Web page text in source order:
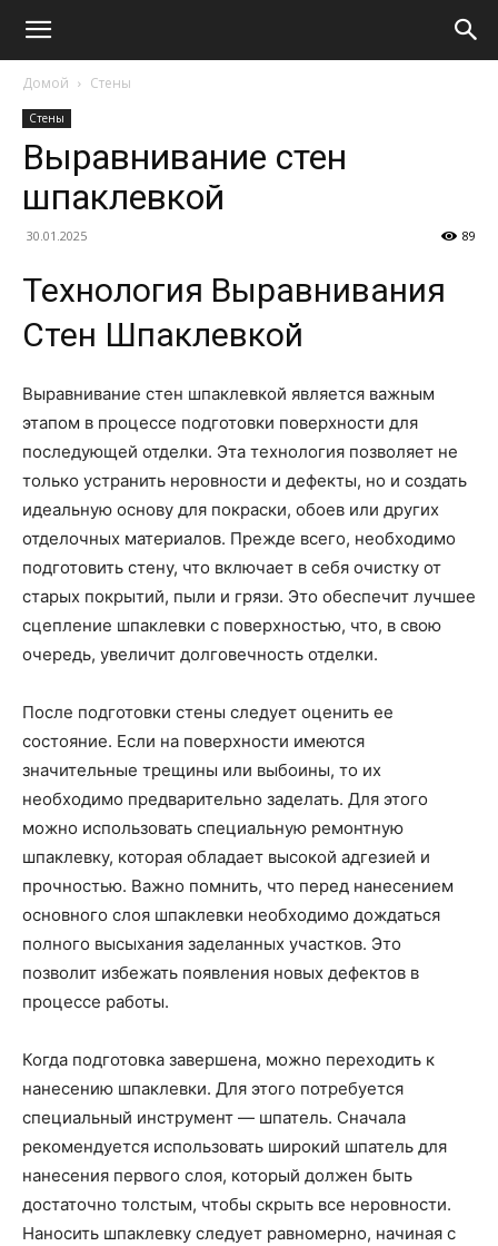
Домой Стены
Стены
Выравнивание стен
шпаклевкой
30.01.2025 89
Технология Выравнивания
Стен Шпаклевкой
Выравнивание стен шпаклевкой является важным
этапом в процессе подготовки поверхности для
последующей отделки. Эта технология позволяет не
только устранить неровности и дефекты, но и создать
идеальную основу для покраски, обоев или других
отделочных материалов. Прежде всего, необходимо
подготовить стену, что включает в себя очистку от
старых покрытий, пыли и грязи. Это обеспечит лучшее
сцепление шпаклевки с поверхностью, что, в свою
очередь, увеличит долговечность отделки.
После подготовки стены следует оценить ее
состояние. Если на поверхности имеются
значительные трещины или выбоины, то их
необходимо предварительно заделать. Для этого
можно использовать специальную ремонтную
шпаклевку, которая обладает высокой адгезией и
прочностью. Важно помнить, что перед нанесением
основного слоя шпаклевки необходимо дождаться
полного высыхания заделанных участков. Это
позволит избежать появления новых дефектов в
процессе работы.
Когда подготовка завершена, можно переходить к
нанесению шпаклевки. Для этого потребуется
специальный инструмент — шпатель. Сначала
рекомендуется использовать широкий шпатель для
нанесения первого слоя, который должен быть
достаточно толстым, чтобы скрыть все неровности.
Наносить шпаклевку следует равномерно, начиная с